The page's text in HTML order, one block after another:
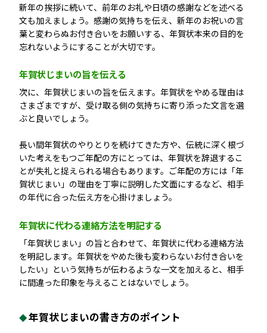
新年の挨拶に続いて、前年のお礼や日頃の感謝などを述べる
文も加えましょう。感謝の気持ちを伝え、新年のお祝いの言
葉と変わらぬお付き合いをお願いする、年賀状本来の目的を
忘れないようにすることが大切です。
年賀状じまいの旨を伝える
次に、年賀状じまいの旨を伝えます。年賀状をやめる理由は
さまざまですが、受け取る側の気持ちに寄り添った文言を選
ぶと良いでしょう。
長い間年賀状のやりとりを続けてきた方や、伝統に深く根づ
いた考えをもつご年配の方にとっては、年賀状を辞退するこ
とが失礼と捉えられる場合もあります。ご年配の方には「年
賀状じまい」の理由を丁寧に説明した文面にするなど、相手
の年代に合った伝え方を心掛けましょう。
年賀状に代わる連絡方法を明記する
「年賀状じまい」の旨と合わせて、年賀状に代わる連絡方法
を明記します。年賀状をやめた後も変わらないお付き合いを
したい」という気持ちが伝わるような一文を加えると、相手
に間違った印象を与えることはないでしょう。
年賀状じまいの書き方のポイント